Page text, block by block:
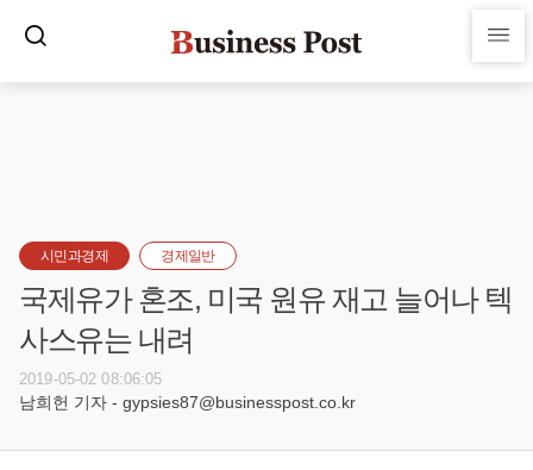
시민과경제 경제일반
국제유가 혼조, 미국 원유 재고 늘어나 텍
사스유는 내려
2019-05-02 08:06:05
남희헌 기자 - gypsies87@businesspost.co.kr